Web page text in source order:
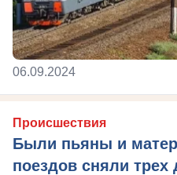
06.09.2024
Происшествия
Были пьяны и
поездов сняли